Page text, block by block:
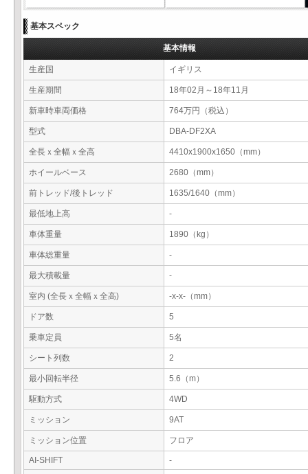
基本スペック
基本情報
生産国 イギリス
生産期間 18年02月～18年11月
新車時車両価格 764万円（税込）
型式 DBA-DF2XA
全長ｘ全幅ｘ全高 4410x1900x1650（mm）
ホイールベース 2680（mm）
前トレッド/後トレッド 1635/1640（mm）
最低地上高 -
車体重量 1890（kg）
車体総重量 -
最大積載量 -
室内 (全長ｘ全幅ｘ全高) -x-x-（mm）
ドア数 5
乗車定員 5名
シート列数 2
最小回転半径 5.6（m）
駆動方式 4WD
ミッション 9AT
ミッション位置 フロア
AI-SHIFT
-